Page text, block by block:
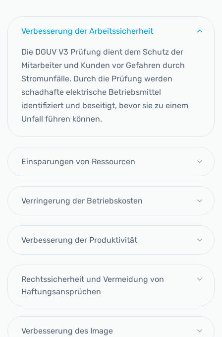
Verbesserung der Arbeitssicherheit
Die DGUV V3 Prüfung dient dem Schutz der
Mitarbeiter und Kunden vor Gefahren durch
Stromunfälle. Durch die Prüfung werden
schadhafte elektrische Betriebsmittel
identifiziert und beseitigt, bevor sie zu einem
Unfall führen können.
Einsparungen von Ressourcen
Verringerung der Betriebskosten
Verbesserung der Produktivität
Rechtssicherheit und Vermeidung von
Haftungsansprüchen
Verbesserung des Image